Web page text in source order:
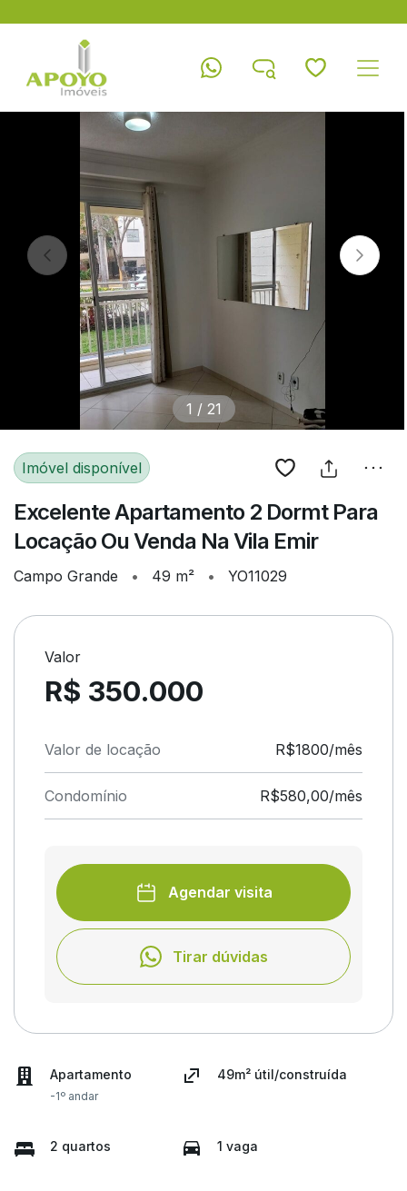
1 / 21
Imóvel disponível
Excelente Apartamento 2 Dormt Para
Locação Ou Venda Na Vila Emir
Campo Grande • 49 m² • YO11029
Valor
R$ 350.000
Valor de locação R$1800/mês
Condomínio R$580,00/mês
Agendar visita
Tirar dúvidas
Apartamento
-1º andar
49m² útil/construída
2 quartos 1 vaga